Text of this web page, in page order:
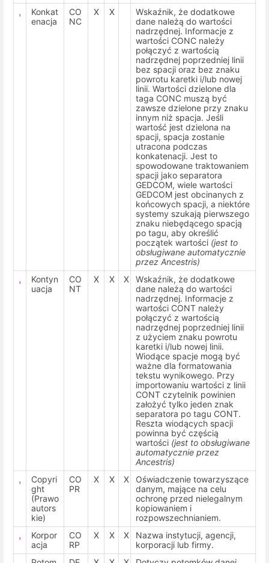
Konkat
enacja
CO
NC
X X
Wskaźnik, że dodatkowe
dane należą do wartości
nadrzędnej. Informacje z
wartości CONC należy
połączyć z wartością
nadrzędnej poprzedniej linii
bez spacji oraz bez znaku
powrotu karetki i/lub nowej
linii. Wartości dzielone dla
taga CONC muszą być
zawsze dzielone przy znaku
innym niż spacja. Jeśli
wartość jest dzielona na
spacji, spacja zostanie
utracona podczas
konkatenacji. Jest to
spowodowane traktowaniem
spacji jako separatora
GEDCOM, wiele wartości
GEDCOM jest obcinanych z
końcowych spacji, a niektóre
systemy szukają pierwszego
znaku niebędącego spacją
po tagu, aby określić
początek wartości (jest to
obsługiwane automatycznie
przez Ancestris)
Kontyn
uacja
CO
NT
X X X
Wskaźnik, że dodatkowe
dane należą do wartości
nadrzędnej. Informacje z
wartości CONT należy
połączyć z wartością
nadrzędnej poprzedniej linii
z użyciem znaku powrotu
karetki i/lub nowej linii.
Wiodące spacje mogą być
ważne dla formatowania
tekstu wynikowego. Przy
importowaniu wartości z linii
CONT czytelnik powinien
założyć tylko jeden znak
separatora po tagu CONT.
Reszta wiodących spacji
powinna być częścią
wartości (jest to obsługiwane
automatycznie przez
Ancestris)
Copyri
ght
(Prawo
autors
kie)
CO
PR
X X X
Oświadczenie towarzyszące
danym, mające na celu
ochronę przed nielegalnym
kopiowaniem i
rozpowszechnianiem.
Korpor
acja
CO
RP
X X X
Nazwa instytucji, agencji,
korporacji lub firmy.